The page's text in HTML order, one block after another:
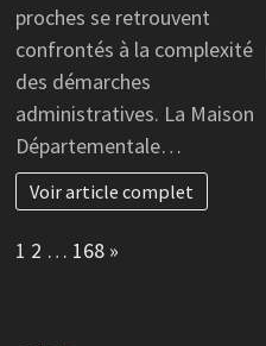
proches se retrouvent
confrontés à la complexité
des démarches
administratives. La Maison
Départementale…
Voir article complet
Page:
1 2 … 168 Next
»